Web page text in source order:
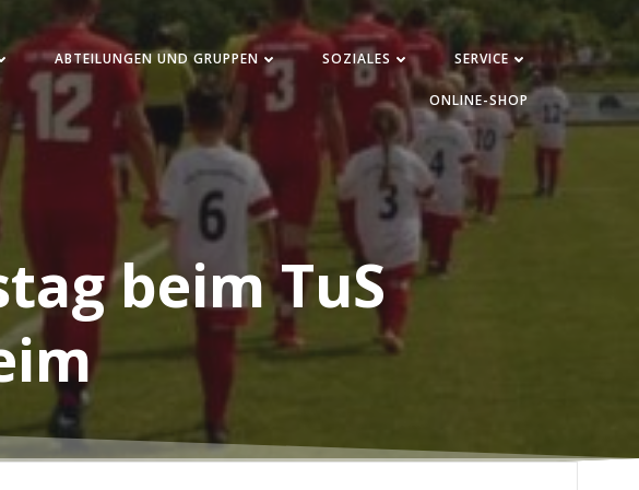
ABTEILUNGEN UND GRUPPEN SOZIALES SERVICE
ONLINE-SHOP
beim TuS